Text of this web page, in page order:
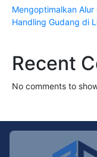
Mengoptimalkan
Handling Gudang di
Recent
No comments to